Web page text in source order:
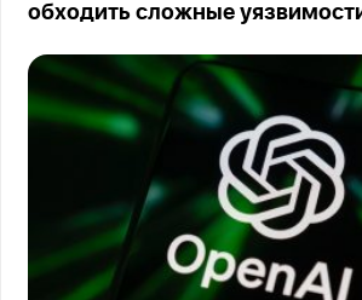
обходить сложные